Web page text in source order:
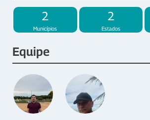
2
Municípios
2
Estados
Equipe